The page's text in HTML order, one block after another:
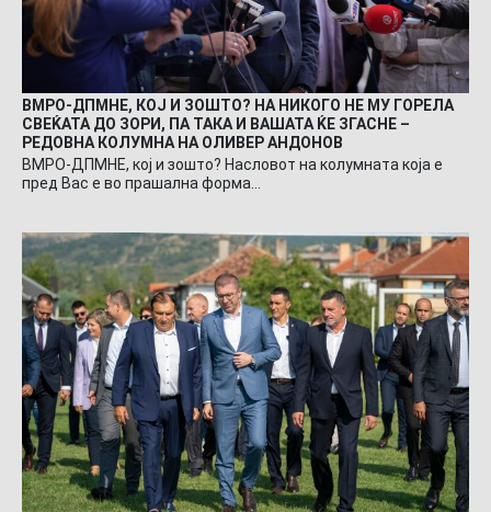
ВМРО-ДПМНЕ, КОЈ И ЗОШТО? НА НИКОГО НЕ МУ ГОРЕЛА
СВЕЌАТА ДО ЗОРИ, ПА ТАКА И ВАШАТА ЌЕ ЗГАСНЕ –
РЕДОВНА КОЛУМНА НА ОЛИВЕР АНДОНОВ
ВМРО-ДПМНЕ, кој и зошто? Насловот на колумната која е
пред Вас е во прашална форма…